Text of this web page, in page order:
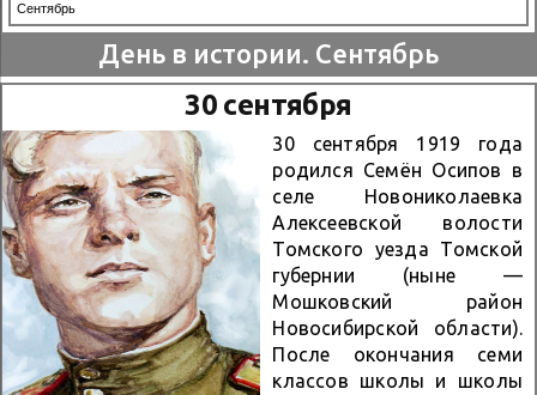
Сентябрь
День в истории. Сентябрь
30 сентября
30 сентября 1919 года
родился Семён Осипов в
селе Новониколаевка
Алексеевской волости
Томского уезда Томской
губернии (ныне —
Мошковский район
Новосибирской области).
После окончания семи
классов школы и школы